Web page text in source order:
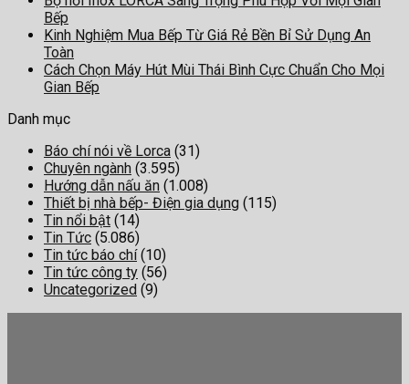
Bếp
Kinh Nghiệm Mua Bếp Từ Giá Rẻ Bền Bỉ Sử Dụng An
Toàn
Cách Chọn Máy Hút Mùi Thái Bình Cực Chuẩn Cho Mọi
Gian Bếp
Danh mục
Báo chí nói về Lorca (31)
Chuyên ngành (3.595)
Hướng dẫn nấu ăn (1.008)
Thiết bị nhà bếp- Điện gia dụng (115)
Tin nổi bật (14)
Tin Tức (5.086)
Tin tức báo chí(10)
Tin tức công ty (56)
Uncategorized (9)